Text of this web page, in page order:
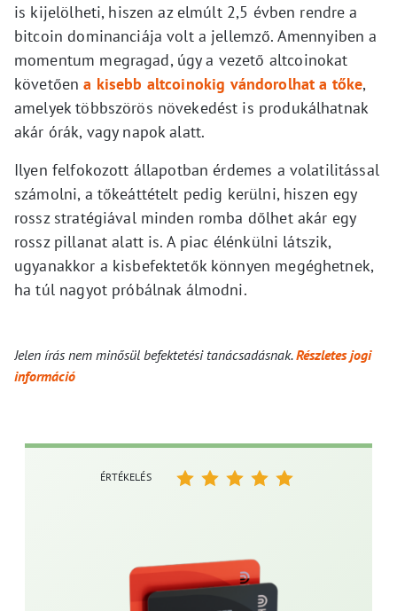
is kijelölheti, hiszen az elmúlt 2,5 évben rendre a
bitcoin dominanciája volt a jellemző. Amennyiben a
momentum megragad, úgy a vezető altcoinokat
követőena kisebb altcoinokig vándorolhat a tőke,
amelyek többszörös növekedést is produkálhatnak
akár órák, vagy napok alatt.
Ilyen felfokozott állapotban érdemes a volatilitással
számolni, a tőkeáttételt pedig kerülni, hiszen egy
rossz stratégiával minden romba dőlhet akár egy
rossz pillanat alatt is. A piac élénkülni látszik,
ugyanakkor a kisbefektetők könnyen megéghetnek,
ha túl nagyot próbálnak álmodni.
Jelen írás nem minősül befektetési tanácsadásnak.Részletes jogi
információ
ÉRTÉKELÉS